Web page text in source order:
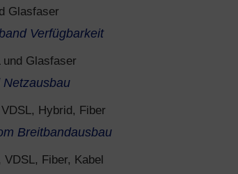
Glasfaser
Verfügbarkeit
Glasfaser
Hybrid, Fiber
Breitbandausbau
VDSL, Fiber, Kabel